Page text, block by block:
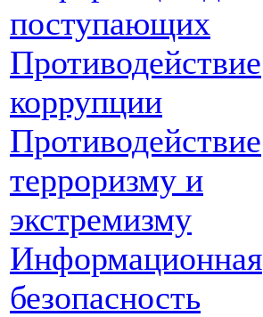
поступающих
Противодействие
коррупции
Противодействие
терроризму и
экстремизму
Информационная
безопасность